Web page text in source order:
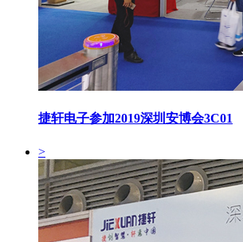
捷轩电子参加2019深圳安博会3C01
>